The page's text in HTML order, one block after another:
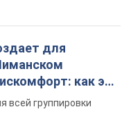
для
как это
всей группировки